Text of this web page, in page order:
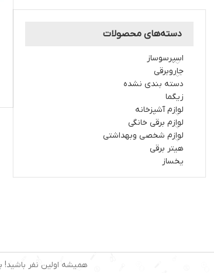
دسته‌های محصولات
اسپرسوساز
جاروبرقی
دسته بندی نشده
زیگما
لوازم آشپزخانه
لوازم برقی خانگی
لوازم شخصی وبهداشتی
هیتر برقی
یخساز
همیشه اولین نفر باشید!